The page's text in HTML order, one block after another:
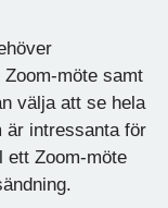
möte samt
välja att se hela
är intressanta för
ett Zoom-möte